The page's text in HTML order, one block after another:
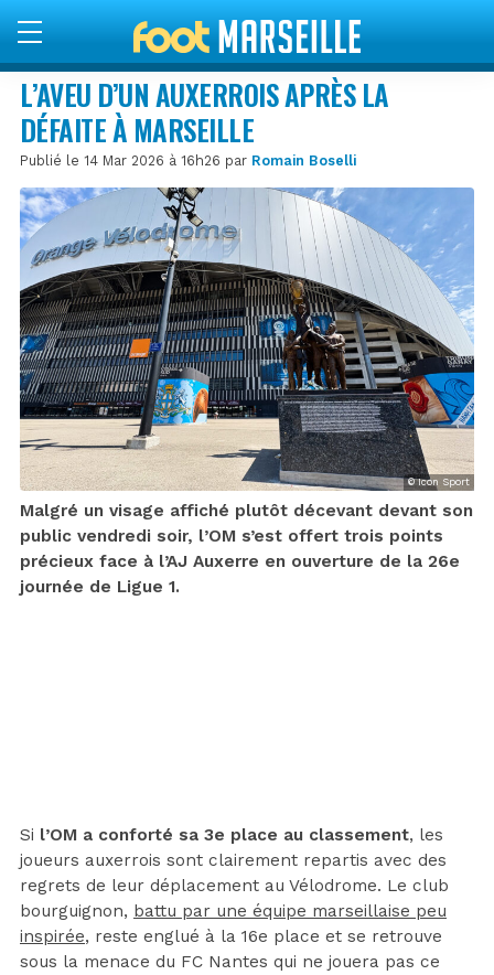
L’AVEU D’UN AUXERROIS APRÈS LA
DÉFAITE À MARSEILLE
Publié le 14 Mar 2026 à 16h26 par Romain Boselli
© Icon Sport
Malgré un visage affiché plutôt décevant devant son
public vendredi soir, l’OM s’est offert trois points
précieux face à l’AJ Auxerre en ouverture de la 26e
journée de Ligue 1.
Si l’OM a conforté sa 3e place au classement, les
joueurs auxerrois sont clairement repartis avec des
regrets de leur déplacement au Vélodrome. Le club
bourguignon, battu par une équipe marseillaise peu
inspirée, reste englué à la 16e place et se retrouve
sous la menace du FC Nantes qui ne jouera pas ce